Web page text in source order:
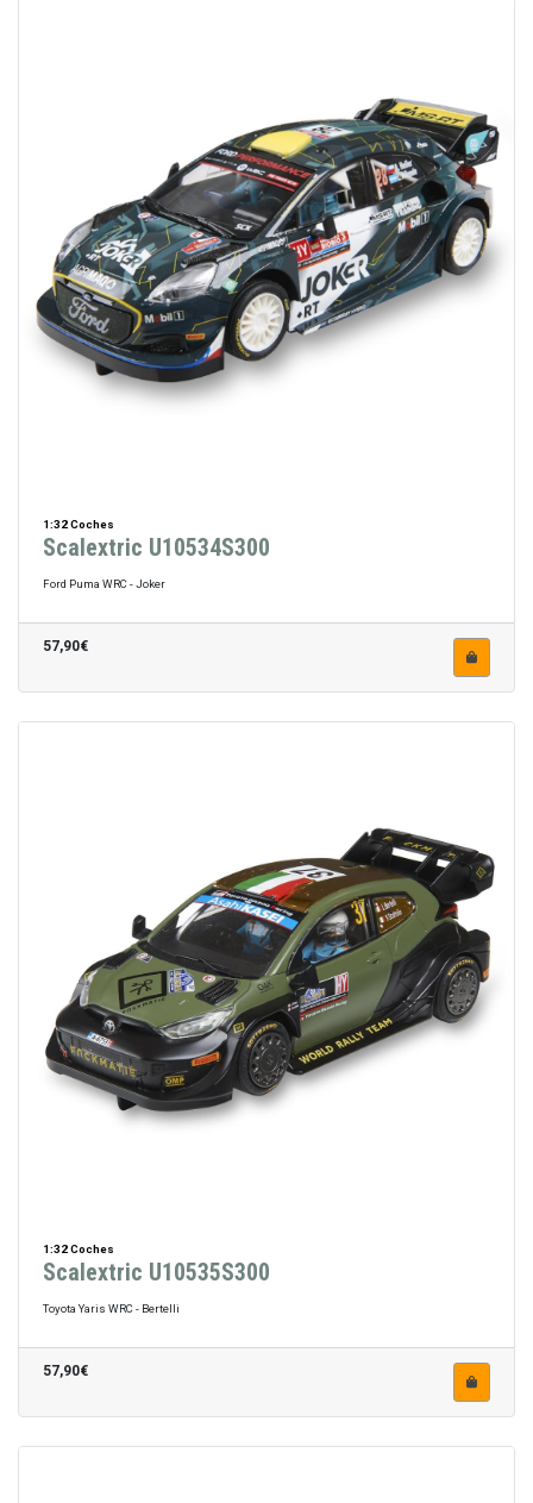
1:32 Coches
Scalextric U10534S300
Ford Puma WRC - Joker
57,90€
1:32 Coches
Scalextric U10535S300
Toyota Yaris WRC - Bertelli
57,90€